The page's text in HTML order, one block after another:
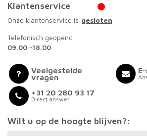
1,5 meter signingop voorraad. Daarnaast
aan medewerkers die op de werkvloer te
maatregelen vanuit gastvrijheid. Neem voor
contactmet ons op.
SemperCare latex free &
free
De Velvet Handschoenen van SemperCare
voor het complete assortiment
Klantenservice
Onze klantenservice is gesloten
Telefonisch geopend:
09.00 -18.00
Veelgestelde
vragen
+31 20 280 93 17
Direct answer
Wilt u op de hoogte blijven?: